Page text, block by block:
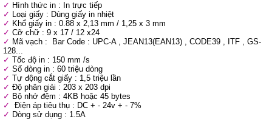
Hình thức in : In trực tiếp
Loại giấy : Dùng giấy in nhiệt
Khổ giấy in : 0.88 x 2,13 mm / 1,25 x 3 mm
Cỡ chữ : 9 x 17 / 12 x24
Mã vạch : Bar Code : UPC-A , JEAN13(EAN13) , CODE39 , ITF , GS-
128...
Tốc độ in : 150 mm /s
Số dòng in : 60 triệu dòng
Tự động cắt giấy : 1,5 triệu lần
Độ phân giải : 203 x 203 dpi
Bộ nhớ đệm : 4KB hoặc 45 bytes
Điện áp tiêu thụ : DC + - 24v + - 7%
Dòng sử dụng : 1.5A